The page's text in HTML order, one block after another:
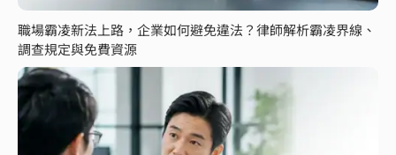
職場霸凌新法上路，企業如何避免違法？律師解析霸凌界線、
調查規定與免費資源